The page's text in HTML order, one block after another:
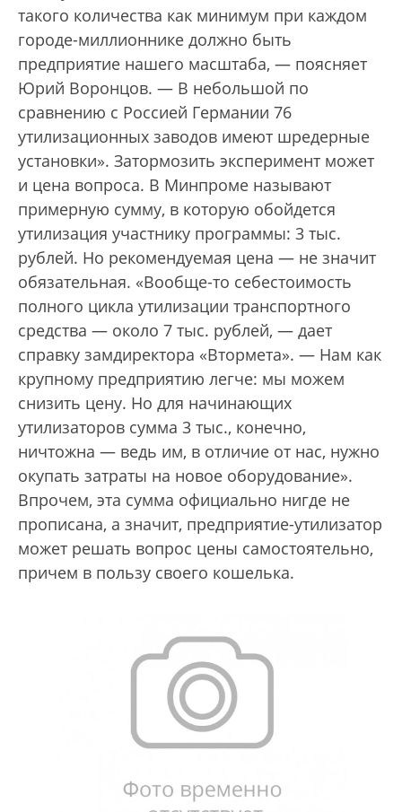
такого количества как минимум при каждом
городе-миллионнике должно быть
предприятие нашего масштаба, — поясняет
Юрий Воронцов. — В небольшой по
сравнению с Россией Германии 76
утилизационных заводов имеют шредерные
установки». Затормозить эксперимент может
и цена вопроса. В Минпроме называют
примерную сумму, в которую обойдется
утилизация участнику программы: 3 тыс.
рублей. Но рекомендуемая цена — не значит
обязательная. «Вообще-то себестоимость
полного цикла утилизации транспортного
средства — около 7 тыс. рублей, — дает
справку замдиректора «Втормета». — Нам как
крупному предприятию легче: мы можем
снизить цену. Но для начинающих
утилизаторов сумма 3 тыс., конечно,
ничтожна — ведь им, в отличие от нас, нужно
окупать затраты на новое оборудование».
Впрочем, эта сумма официально нигде не
прописана, а значит, предприятие-утилизатор
может решать вопрос цены самостоятельно,
причем в пользу своего кошелька.